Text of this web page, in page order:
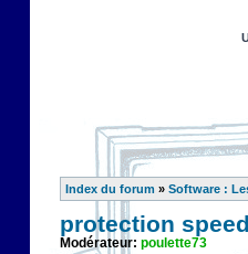
Index du forum » Software :
protection
Modérateur: poulette73